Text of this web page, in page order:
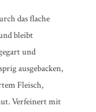
das flache
bleibt
und
ausgebacken,
Fleisch,
Verfeinert mit